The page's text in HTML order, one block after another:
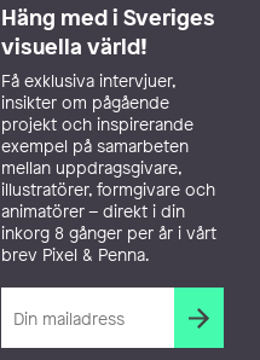
Häng med i Sveriges
visuella värld!
Få exklusiva intervjuer,
insikter om pågående
projekt och inspirerande
exempel på samarbeten
mellan uppdragsgivare,
illustratörer, formgivare och
animatörer – direkt i din
inkorg 8 gånger per år i vårt
brev Pixel & Penna.